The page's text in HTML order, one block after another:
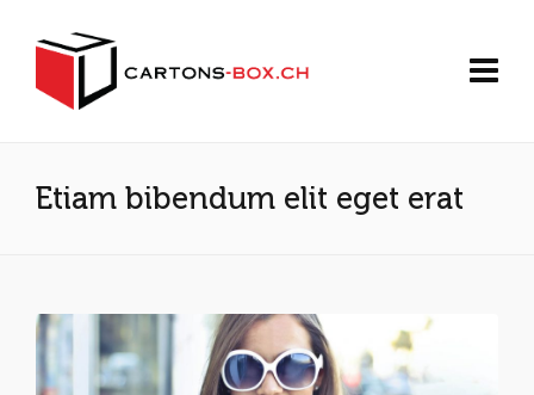
Etiam bibendum elit eget erat